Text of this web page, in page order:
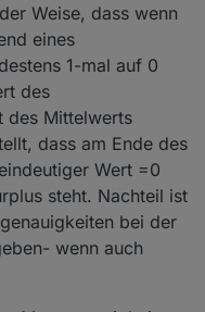
Weise, dass wenn
eines
1-mal auf 0
des
des Mittelwerts
dass am Ende des
Wert =0
steht. Nachteil ist
bei der
wenn auch